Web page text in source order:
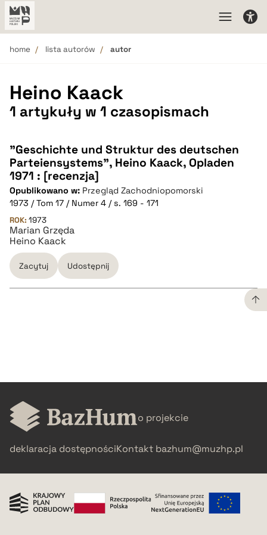
home lista autorów autor
Heino Kaack
1 artykuły w 1 czasopismach
"Geschichte und Struktur des deutschen
Parteiensystems", Heino Kaack, Opladen
1971 : [recenzja]
Opublikowano w: Przegląd Zachodniopomorski
1973 / Tom 17 / Numer 4 / s. 169 - 171
ROK: 1973
Marian Grzęda
Heino Kaack
Zacytuj Udostępnij
pobierz cytat
o projekcie
deklaracja dostępnościKontakt bazhum@muzhp.pl